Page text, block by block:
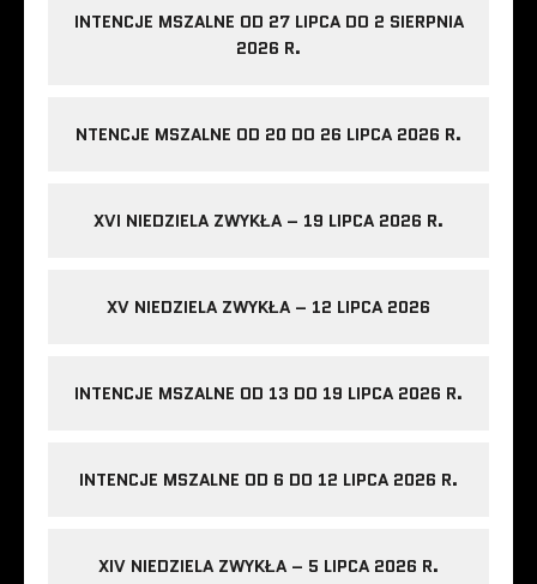
INTENCJE MSZALNE OD 27 LIPCA DO 2 SIERPNIA
2026 R.
NTENCJE MSZALNE OD 20 DO 26 LIPCA 2026 R.
XVI NIEDZIELA ZWYKŁA – 19 LIPCA 2026 R.
XV NIEDZIELA ZWYKŁA – 12 LIPCA 2026
INTENCJE MSZALNE OD 13 DO 19 LIPCA 2026 R.
INTENCJE MSZALNE OD 6 DO 12 LIPCA 2026 R.
XIV NIEDZIELA ZWYKŁA – 5 LIPCA 2026 R.